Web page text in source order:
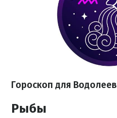
Гороскоп для Водолеев
Рыбы